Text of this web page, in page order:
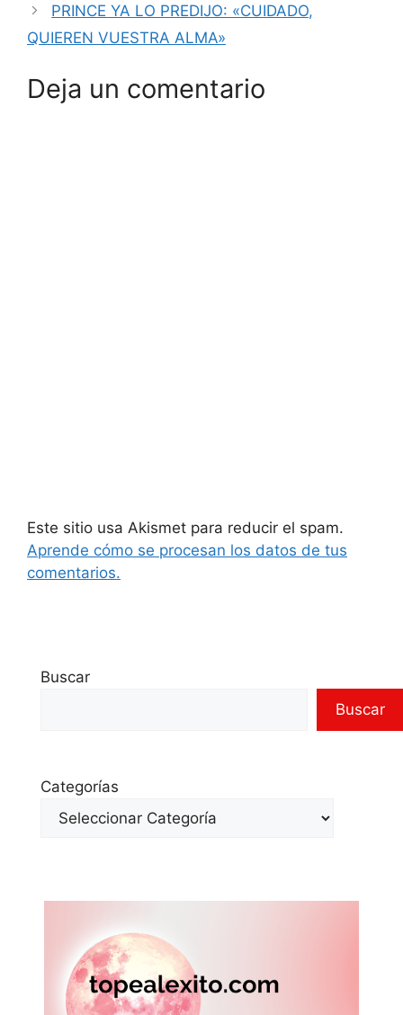
PRINCE YA LO PREDIJO: «CUIDADO,
QUIEREN VUESTRA ALMA»
Deja un comentario
Este sitio usa Akismet para reducir el spam.
Aprende cómo se procesan los datos de tus
comentarios.
Buscar
Buscar
Categorías